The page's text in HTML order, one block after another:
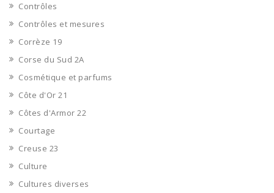
Contrôles
Contrôles et mesures
Corrèze 19
Corse du Sud 2A
Cosmétique et parfums
Côte d'Or 21
Côtes d'Armor 22
Courtage
Creuse 23
Culture
Cultures diverses